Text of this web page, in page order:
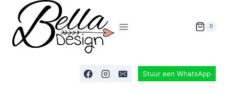
0
Stuur een WhatsApp